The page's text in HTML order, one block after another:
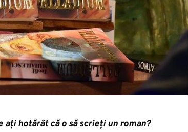
ați hotărât că o să scrieți un roman?